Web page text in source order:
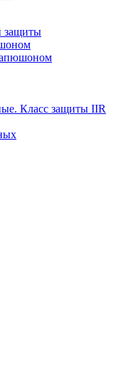
защиты
Класс защиты IIR